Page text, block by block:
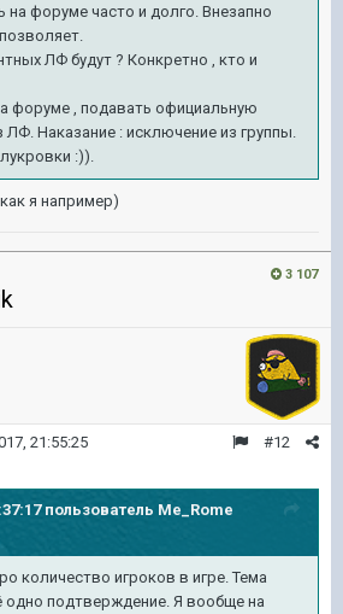
форуме часто и долго. Внезапно
ЛФ будут ? Конкретно , кто и
форуме , подавать официальную
Наказание : исключение из группы.
:)).
я например)
3 107
#12
21:55:25
пользователь Me_Rome
количество игроков в игре. Тема
подтверждение. Я вообще на